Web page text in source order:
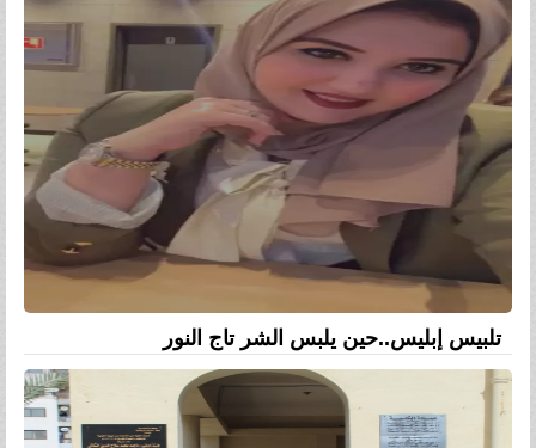
تلبيس إبليس..حين يلبس الشر تاج النور